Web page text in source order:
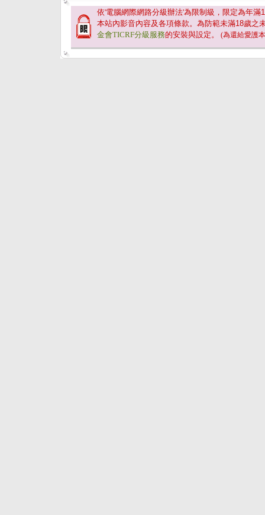
依'電腦網際網路分級辦法'為限制級，限定為年滿
本站內影音內容及各項條款。為防範未滿18歲之
金會TICRF分級服務的安裝與設定。 (為還給愛護